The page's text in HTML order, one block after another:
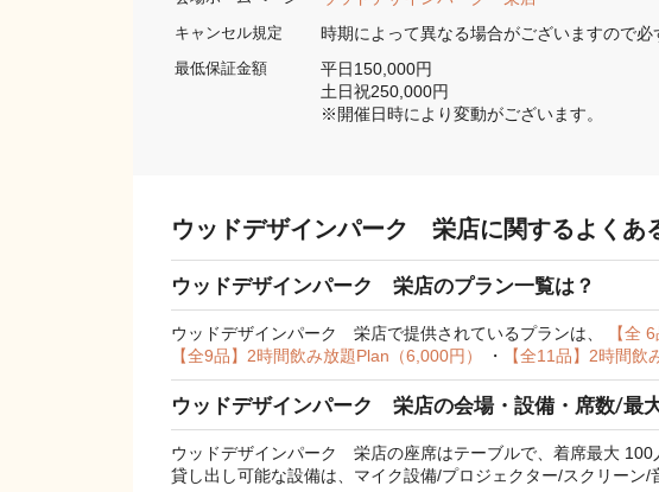
キャンセル規定 時期によって異なる場合がございますので必
最低保証金額
平日150,000円
土日祝250,000円
※開催日時により変動がございます。
ウッドデザインパーク 栄店に関するよくあ
ウッドデザインパーク 栄店のプラン一覧は？
ウッドデザインパーク 栄店で提供されているプランは、 【全
【全9品】2時間飲み放題Plan（6,000円）
・ 【全11品】2時間飲
ウッドデザインパーク 栄店の会場・設備・席数/最
ウッドデザインパーク 栄店の座席はテーブルで、着席最大 100
貸し出し可能な設備は、マイク設備/プロジェクター/スクリーン/